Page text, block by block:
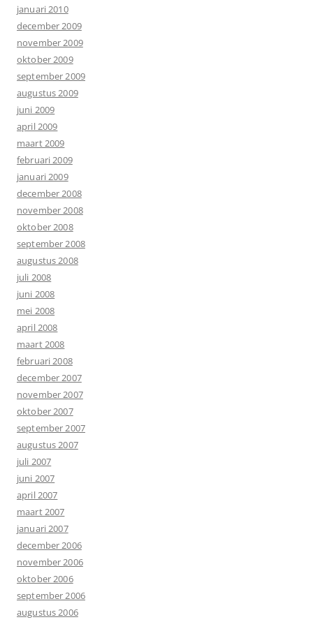
januari 2010
december 2009
november 2009
oktober 2009
september 2009
augustus 2009
juni 2009
april 2009
maart 2009
februari 2009
januari 2009
december 2008
november 2008
oktober 2008
september 2008
augustus 2008
juli 2008
juni 2008
mei 2008
april 2008
maart 2008
februari 2008
december 2007
november 2007
oktober 2007
september 2007
augustus 2007
juli 2007
juni 2007
april 2007
maart 2007
januari 2007
december 2006
november 2006
oktober 2006
september 2006
augustus 2006